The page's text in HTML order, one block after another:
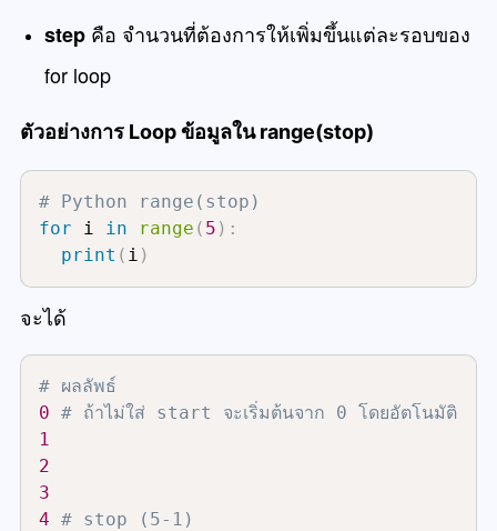
step คือ จำนวนที่ต้องการให้เพิ่มขึ้นแต่ละรอบของ
for loop
ตัวอย่างการ Loop ข้อมูลใน range(stop)
# Python range(stop)
for i in range ( 5 ) :
print ( i )
จะได้
# ผลลัพธ์
0 # ถ้าไม่ใส่ start จะเริ่มต้นจาก 0 โดยอัตโนมัติ
1
2
3
4 # stop (5-1)